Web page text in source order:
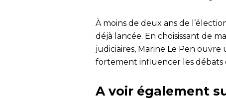
À moins de deux ans de
déjà lancée. En choisissant de
judiciaires, Marine Le Pen
fortement influencer les débats
A voir également